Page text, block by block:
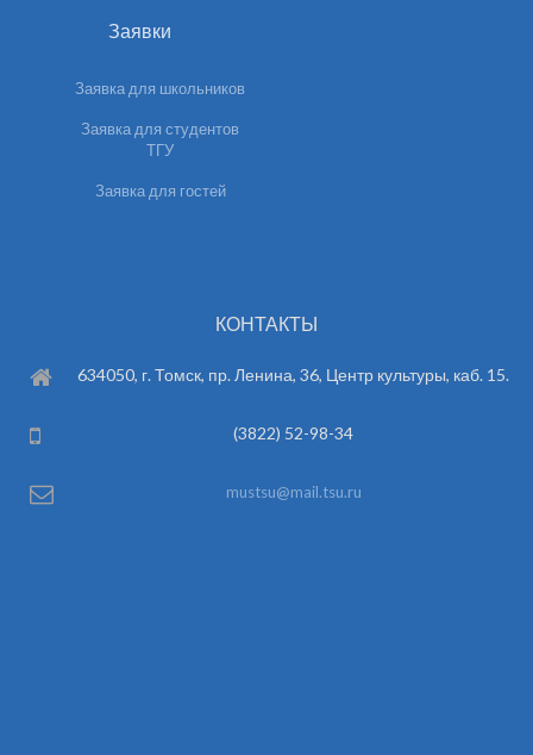
Заявки
Заявка для школьников
Заявка для студентов
ТГУ
Заявка для гостей
КОНТАКТЫ
634050, г. Томск, пр. Ленина, 36, Центр культуры, каб. 15.
(3822) 52-98-34
mustsu@mail.tsu.ru